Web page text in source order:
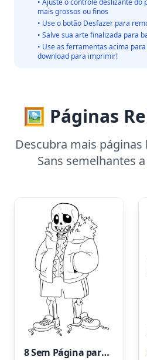
mais grossos ou finos
• Use o botão Desfazer para
• Salve sua arte finalizada para
• Use as ferramentas acima
download para imprimir!
🖼️ Páginas
Descubra mais
Sans semelhantes
8 Sem Página para Colorir